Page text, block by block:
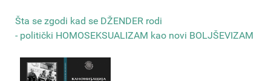
Šta se zgodi kad se DŽENDER rodi
- politički HOMOSEKSUALIZAM kao novi BOLJŠEVIZAM